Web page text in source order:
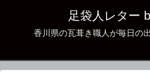
足袋人レター
香川県の瓦葺き職人が毎日の
現場日記